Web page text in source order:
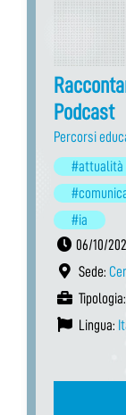
Podcast
Percorsi
#attualità
#ia
06/10/
Sede:
Tipologia:
Lingua: